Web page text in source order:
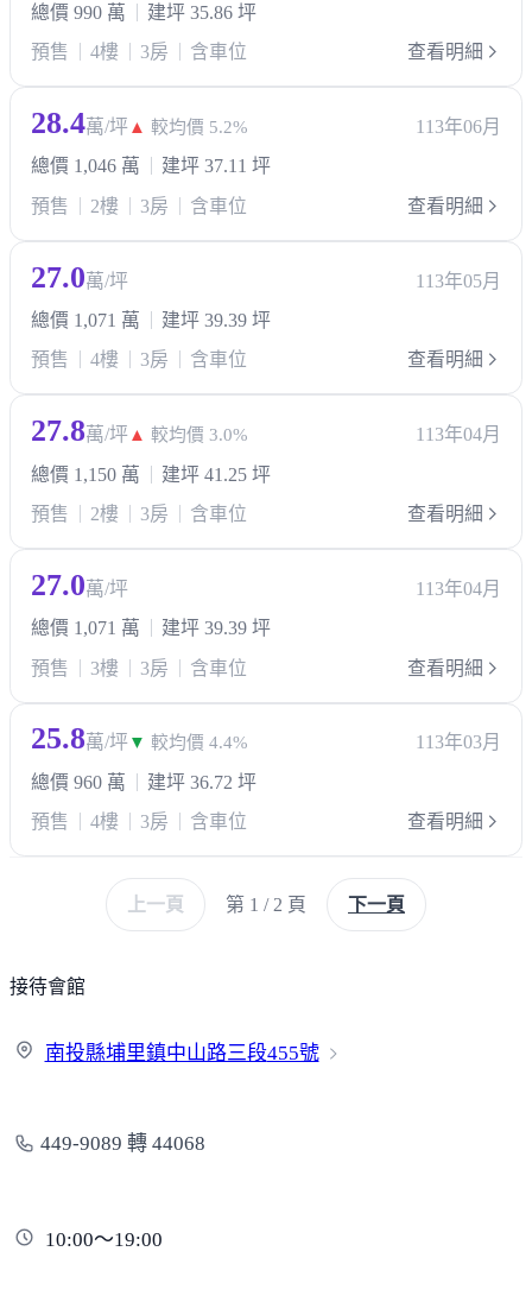
總價 990 萬
建坪 35.86 坪
預售
4樓 3房 含車位 查看明細
28.4萬/坪▲ 較均價 5.2%
113年06月
總價 1,046 萬
建坪 37.11 坪
預售
2樓 3房 含車位 查看明細
27.0萬/坪
113年05月
總價 1,071 萬
建坪 39.39 坪
預售
4樓 3房 含車位 查看明細
27.8萬/坪▲ 較均價 3.0%
113年04月
總價 1,150 萬
建坪 41.25 坪
預售
2樓 3房 含車位 查看明細
27.0萬/坪
113年04月
總價 1,071 萬
建坪 39.39 坪
預售
3樓 3房 含車位 查看明細
25.8萬/坪▼ 較均價 4.4%
113年03月
總價 960 萬
建坪 36.72 坪
預售
4樓 3房 含車位 查看明細
上一頁 第 1 / 2 頁 下一頁
接待會館
南投縣埔里鎮中山路三段455號
449-9089 轉 44068
10:00～19:00